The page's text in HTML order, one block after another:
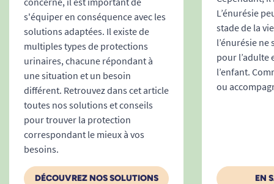
Sécurité anti-fuite et confort
dermatologique supérieur
Format adapté à tous les usages courants
(fauteuils, literie, sorties, enfants…)
Discrétion (emballage neutre, produit
silencieux à l’usage)
Excellent rapport qualité-prix : 30 alèses
par paquet pour une gestion facilitée de
votre budget incontinence
Résumé des caractéristiques
techniques
s'équiper en conséquence avec les
solutions adaptées. Il existe de
multiples types de protections
urinaires, chacune répondant à
une situation et un besoin
différent. Retrouvez dans cet article
toutes nos solutions et conseils
pour trouver la protection
correspondant le mieux à vos
besoins.
DÉCOUVREZ NOS SOLUTIONS
L’énurésie
stade de la
l’énurésie ne
pour l’adulte
l’enfant.
ou
EN